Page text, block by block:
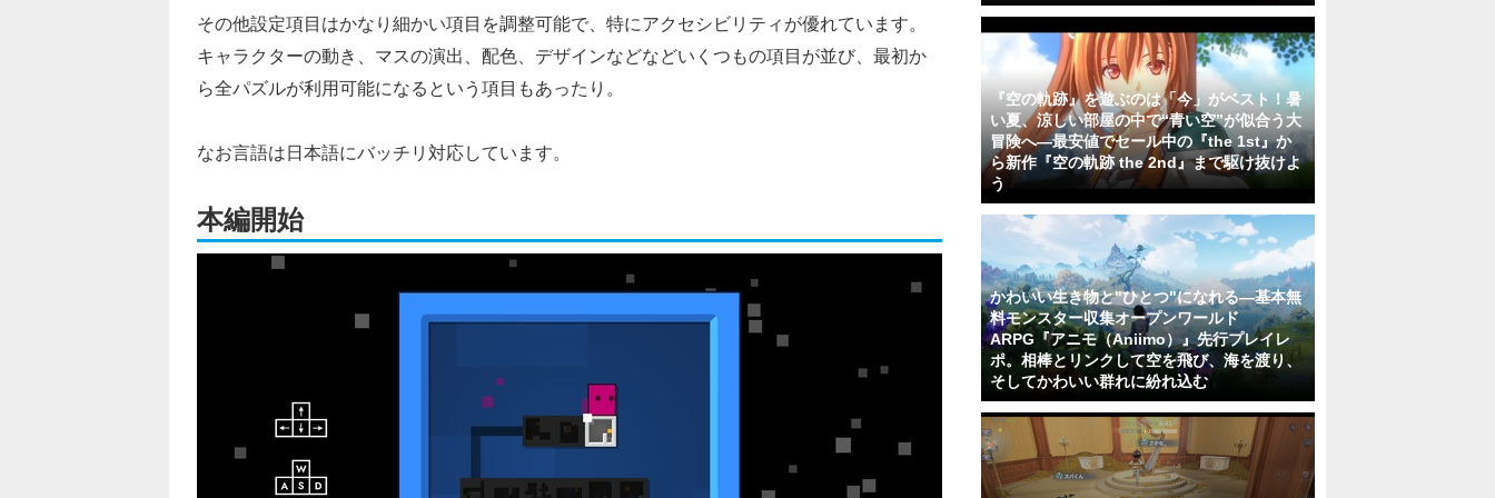
その他設定項目はかなり細かい項目を調整可能で、特にアクセシビリティが優れています。
キャラクターの動き、マスの演出、配色、デザインなどなどいくつもの項目が並び、最初か
ら全パズルが利用可能になるという項目もあったり。
なお言語は日本語にバッチリ対応しています。
本編開始
『空の軌跡』を遊ぶのは「今」がベスト！暑
い夏、涼しい部屋の中で“青い空”が似合う大
冒険へ―最安値でセール中の『the 1st』か
ら新作『空の軌跡 the 2nd』まで駆け抜けよ
う
かわいい生き物と"ひとつ"になれる―基本無
料モンスター収集オープンワールド
ARPG『アニモ（Aniimo）』先行プレイレ
ポ。相棒とリンクして空を飛び、海を渡り、
そしてかわいい群れに紛れ込む